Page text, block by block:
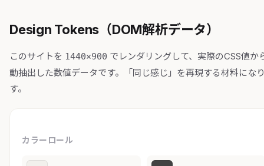
Design Tokens（DOM解析データ）
このサイトを 1440×900 でレンダリングして、実際のCSS値か
動抽出した数値データです。「同じ感じ」を再現する材料にな
す。
カラーロール